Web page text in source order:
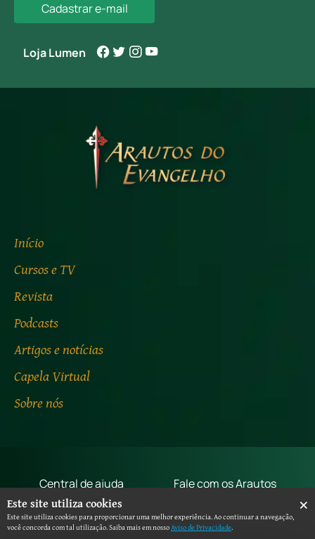
Cadastrar e-mail
Loja Lumen
Início
Cursos e TV
Revista
Podcasts
Artigos e notícias
Capela Virtual
Sobre nós
Central de ajuda Fale com os Arautos
Termos de uso
Este site utiliza cookies ×
Este site utiliza cookies para proporcionar uma melhor experiência. Ao continuar a navegação,
você concorda com tal utilização. Saiba mais em nossoAviso de Privacidade.